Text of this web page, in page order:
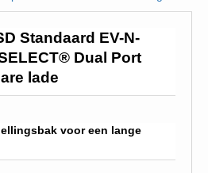
Standaard EV-N-
Dual Port
lade
voor een lange